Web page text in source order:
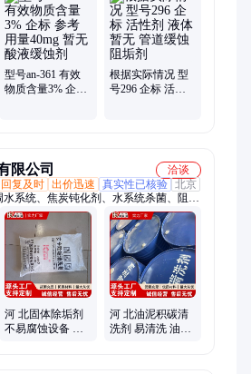
型号an-361 有效
物质含量3% 企标
根据实际情况 型
号296 企标 活性
限公司
洽谈
回复及时 出价迅速 真实性已核验 北京
系统、焦炭钝化剂、水系统杀菌、阻垢
粉尘抑制剂、脱硫增效剂、在线清洗剂、
剂、水系统管道、无二氧化氯、空调冷凝
除附着藻类、烟气湿法脱硫、高电导反渗
调风机盘管、导热油炉清洗、玻璃鳞片胶
炉除垢除锈、填料水垢清洗
河 北固体除垢剂
不易腐蚀设备 供
河 北油泥积碳清
洗剂 易清洗 油炉